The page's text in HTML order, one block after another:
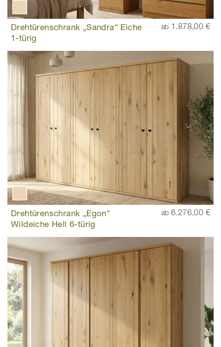
Drehtürenschrank „Sandra“ Eiche
1-türig
ab 1.878,00 €
Drehtürenschrank „Egon“
Wildeiche Hell 6-türig
ab 6.276,00 €